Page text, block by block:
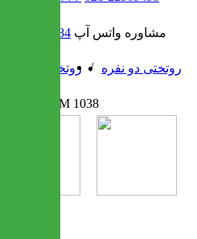
09302308484 مشاوره واتس آپ
روتختی / روتختی دو نفره